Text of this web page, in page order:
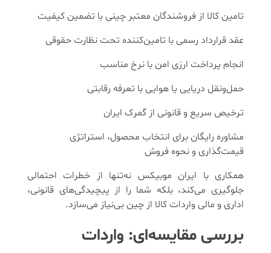
تامین کالا از فروشندگان معتبر چینی با تضمین کیفیت
عقد قرارداد رسمی با تامین‌کننده تحت نظارت حقوقی
انجام پرداخت ارزی امن با نرخ مناسب
حمل‌ونقل دریایی یا هوایی با تعرفه رقابتی
ترخیص سریع و قانونی از گمرک ایران
مشاوره رایگان برای انتخاب محصول، استراتژی
قیمت‌گذاری و نحوه فروش
همکاری با ایران موبیکس نه‌تنها از خطرات احتمالی
جلوگیری می‌کند، بلکه شما را از پیچیدگی‌های قانونی،
اداری و مالی واردات کالا از چین بی‌نیاز می‌سازد.
بررسی مقایسه‌ای: واردات